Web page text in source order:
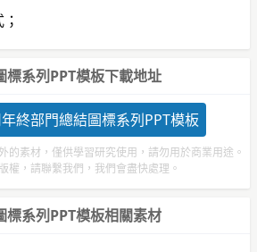
標系列PPT模板下載地址
終部門總結圖標系列PPT模板
的素材，僅供學習研究使用，請勿用於商業用途。
權，請聯繫我們，我們會盡快處理。
標系列PPT模板相關素材